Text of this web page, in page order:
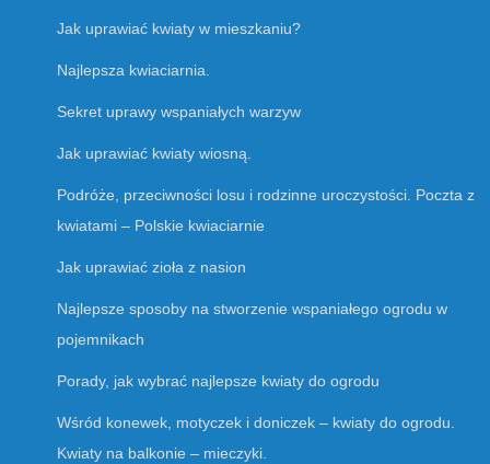
Jak uprawiać kwiaty w mieszkaniu?
Najlepsza kwiaciarnia.
Sekret uprawy wspaniałych warzyw
Jak uprawiać kwiaty wiosną.
Podróże, przeciwności losu i rodzinne uroczystości. Poczta z
kwiatami – Polskie kwiaciarnie
Jak uprawiać zioła z nasion
Najlepsze sposoby na stworzenie wspaniałego ogrodu w
pojemnikach
Porady, jak wybrać najlepsze kwiaty do ogrodu
Wśród konewek, motyczek i doniczek – kwiaty do ogrodu.
Kwiaty na balkonie – mieczyki.